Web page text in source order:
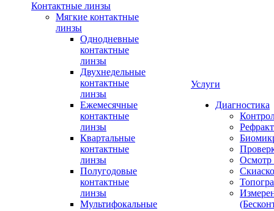
Контактные линзы
Мягкие контактные
линзы
Однодневные
контактные
линзы
Двухнедельные
контактные
линзы
Ежемесячные
контактные
линзы
Квартальные
контактные
линзы
Полугодовые
контактные
линзы
Мультифокальные
Услуги
Диагностика
Осмотр